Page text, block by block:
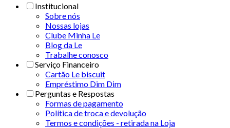
Institucional
Sobre nós
Nossas lojas
Clube Minha Le
Blog da Le
Trabalhe conosco
Serviço Financeiro
Cartão Le biscuit
Empréstimo Dim Dim
Perguntas e Respostas
Formas de pagamento
Política de troca e devolução
Termos e condições - retirada na Loja